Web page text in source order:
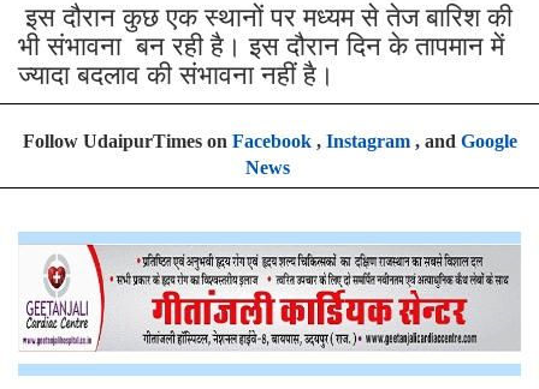
इस दौरान कुछ एक स्थानों पर मध्यम से तेज बारिश की
भी संभावना बन रही है। इस दौरान दिन के तापमान में
ज्यादा बदलाव की संभावना नहीं है।
Follow UdaipurTimes on Facebook, Instagram, and Google
News